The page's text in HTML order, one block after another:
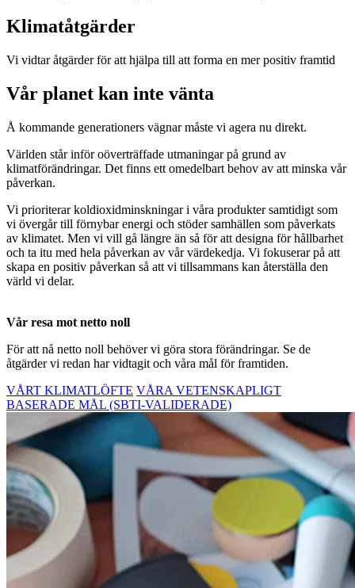
Klimatåtgärder
Vi vidtar åtgärder för att hjälpa till att forma en mer positiv framtid
Vår planet kan inte vänta
Å kommande generationers vägnar måste vi agera nu direkt.
Världen står inför oöverträffade utmaningar på grund av
klimatförändringar. Det finns ett omedelbart behov av att minska vår
påverkan.
Vi prioriterar koldioxidminskningar i våra produkter samtidigt som
vi övergår till förnybar energi och stöder samhällen som påverkats
av klimatet. Men vi vill gå längre än så för att designa för hållbarhet
och ta itu med hela påverkan av vår värdekedja. Vi fokuserar på att
skapa en positiv påverkan så att vi tillsammans kan återställa den
värld vi delar.
Vår resa mot netto noll
För att nå netto noll behöver vi göra stora förändringar. Se de
åtgärder vi redan har vidtagit och våra mål för framtiden.
VÅRT KLIMATLÖFTE VÅRA VETENSKAPLIGT
BASERADE MÅL (SBTI-VALIDERADE)